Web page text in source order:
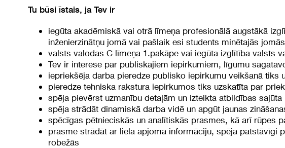
Tu būsi īstais, ja Tev ir
iegūta akadēmiskā vai otrā līmeņa profesionālā augstākā
inženierzinātņu jomā vai pašlaik esi students minētajās jomās
valsts valodas C līmeņa 1.pakāpe vai iegūta izglītība valsts
Tev ir interese par publiskajiem iepirkumiem, līgumu
iepriekšēja darba pieredze publisko iepirkumu veikšanā tiks
pieredze tehniska rakstura iepirkumos tiks uzskatīta par
spēja pievērst uzmanību detaļām un izteikta atbildības sajūta
spēja strādāt dinamiskā darba vidē un apgūt jaunas
spēcīgas pētnieciskās un analītiskās prasmes, kā arī rūpes
prasme strādāt ar liela apjoma informāciju, spēja patstāvīgi
robežās